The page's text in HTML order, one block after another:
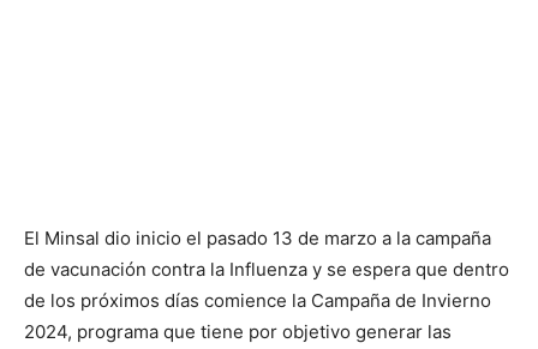
El Minsal dio inicio el pasado 13 de marzo a la campaña
de vacunación contra la Influenza y se espera que dentro
de los próximos días comience la Campaña de Invierno
2024, programa que tiene por objetivo generar las